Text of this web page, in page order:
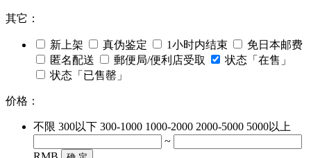
其它：
新上架 真伪鉴定 1小时内结束
免日本邮费
匿名配送
郵便局/便利店受取
状态「在售」
状态「已售罄」
价格：
不限 300以下 300-1000 1000-2000 2000-5000 5000以上
~